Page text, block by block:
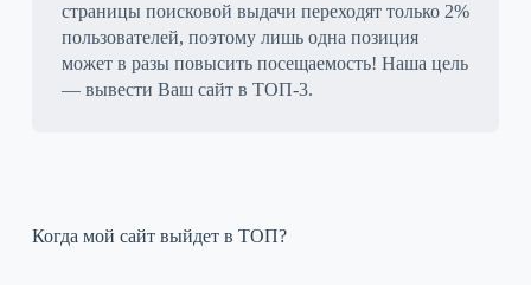
страницы поисковой выдачи переходят только 2%
пользователей, поэтому лишь одна позиция
может в разы повысить посещаемость! Наша цель
— вывести Ваш сайт в ТОП-3.
Когда мой сайт выйдет в ТОП?